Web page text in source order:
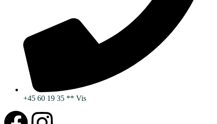
+45 60 19 35 ** Vis